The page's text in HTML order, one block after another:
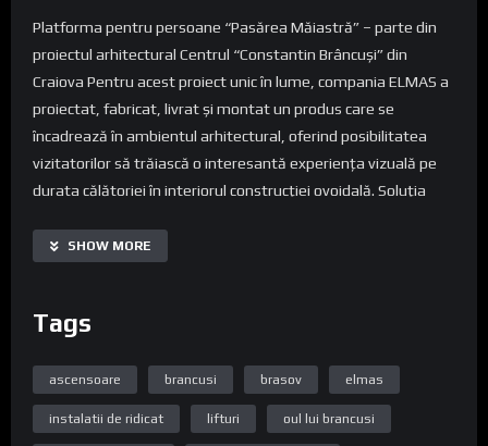
Platforma pentru persoane “Pasărea Măiastră” – parte din
proiectul arhitectural Centrul “Constantin Brâncuși” din
Craiova Pentru acest proiect unic în lume, compania ELMAS a
proiectat, fabricat, livrat și montat un produs care se
încadrează în ambientul arhitectural, oferind posibilitatea
vizitatorilor să trăiască o interesantă experiența vizuală pe
durata călătoriei în interiorul construcției ovoidală. Soluția
consecutiv în cadrul concursului mondial Elevator World
Descoperiți etapele dezvoltării acestui produs unic, de la
#constructoriideascensoare
SHOW MORE
Tags
ascensoare brancusi brasov elmas
instalatii de ridicat lifturi oul lui brancusi